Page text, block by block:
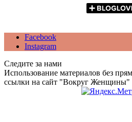
Facebook
Instagram
Следите за нами
Использование материалов без
ссылки на сайт "Вокруг Женщины"